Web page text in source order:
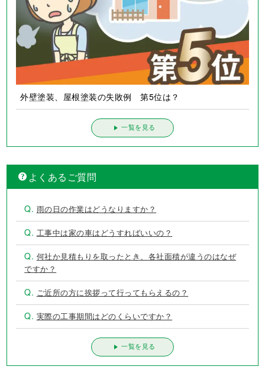
外壁塗装、屋根塗装の失敗例 第4位は？
外壁塗装、屋根塗装の失敗例 第5位は？
一覧を見る
よくあるご質問
Q.雨の日の作業はどうなりますか？
工事中は家の車はどうすればいいの？